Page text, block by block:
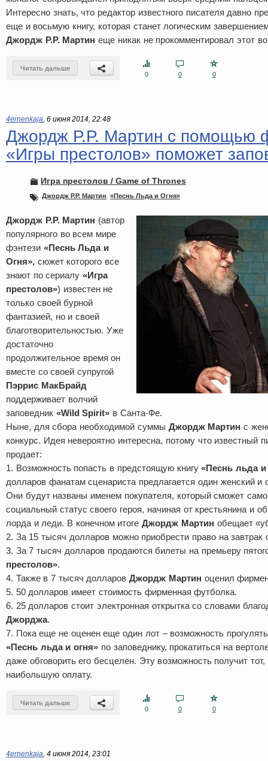
Интересно знать, что редактор известного писателя давно
еще и восьмую книгу, которая станет логическим
Джордж Р.Р. Мартин еще никак не прокомментировал этот
Читать дальше
0
0 0
4ernenkaja, 6 июня 2014, 22:48
Джордж Р.Р. Мартин с помощью
«Игры престолов» поможет
Игра престолов / Game of Thrones
Джордж Р.Р. Мартин «Песнь Льда и Огня»
Джордж Р.Р. Мартин (автор
популярного во всем мире
фэнтези «Песнь Льда и
Огня», сюжет которого все
знают по сериалу«Игра
престолов») известен не
только своей бурной
фантазией, но и своей
благотворительностью. Уже
достаточно
продолжительное время он
вместе со своей супругой
Пэррис МакБрайд
поддерживает волчий
заповедник «Wild Spirit» в Санта-Фе.
Ныне, для сбора необходимой суммы Джордж Мартин с
конкурс. Идея невероятно интересна, потому что известный
продает:
1. Возможность попасть в предстоящую книгу«Песнь льда и
долларов фанатам сценариста предлагается один женский и
Они будут названы именем покупателя, который сможет
социальный статус своего героя, начиная от крестьянина и
лорда и леди. В конечном итогеДжордж Мартин обещает
2. За 15 тысяч долларов можно приобрести право на завтрак
3. За 7 тысяч долларов продаются билеты на премьеру
престолов».
4. Также в 7 тысяч долларовДжордж Мартин оценил
5. 50 долларов имеет стоимость фирменная футболка.
6. 25 долларов стоит электронная открытка со словами
Джорджа.
7. Пока еще не оценен еще один лот – возможность
«Песнь льда и огня» по заповеднику, прокатиться на
даже обговорить его бесцелен. Эту возможность получит
наибольшую оплату.
Читать дальше
0
0 0
4ernenkaja, 4 июня 2014, 23:01